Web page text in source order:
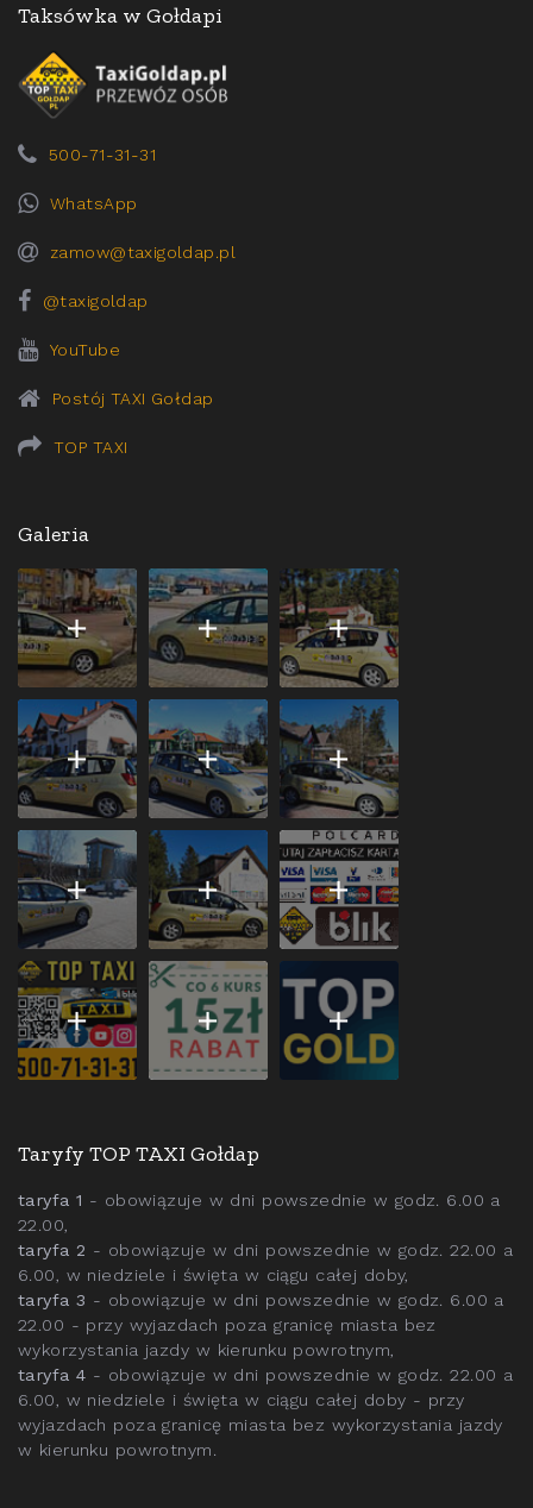
Taksówka w Gołdapi
500-71-31-31
WhatsApp
zamow@taxigoldap.pl
@taxigoldap
YouTube
Postój TAXI Gołdap
TOP TAXI
Galeria
Taryfy TOP TAXI Gołdap
taryfa 1 - obowiązuje w dni powszednie w godz. 6.00 a
22.00,
taryfa 2 - obowiązuje w dni powszednie w godz. 22.00 a
6.00, w niedziele i święta w ciągu całej doby,
taryfa 3 - obowiązuje w dni powszednie w godz. 6.00 a
22.00 - przy wyjazdach poza granicę miasta bez
wykorzystania jazdy w kierunku powrotnym,
taryfa 4 - obowiązuje w dni powszednie w godz. 22.00 a
6.00, w niedziele i święta w ciągu całej doby - przy
wyjazdach poza granicę miasta bez wykorzystania jazdy
w kierunku powrotnym.